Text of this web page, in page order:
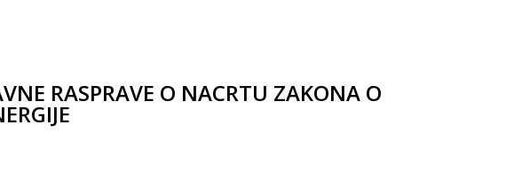
RASPRAVE O NACRTU ZAKONA O